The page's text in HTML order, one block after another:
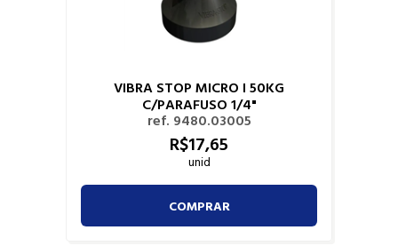
VIBRA STOP MICRO I 50KG
C/PARAFUSO 1/4"
ref. 9480.03005
R$17,65
unid
COMPRAR